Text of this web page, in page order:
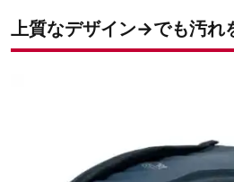
上質なデザイン→でも汚れ